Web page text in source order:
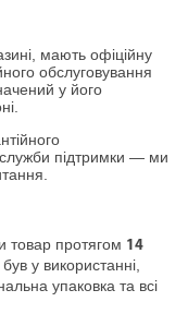
мають офіційну
обслуговування
у його
підтримки — ми
товар протягом 14
у використанні,
упаковка та всі